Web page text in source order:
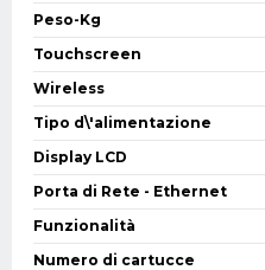
Peso-Kg
Touchscreen
Wireless
Tipo d\'alimentazione
Display LCD
Porta di Rete - Ethernet
Funzionalità
Numero di cartucce